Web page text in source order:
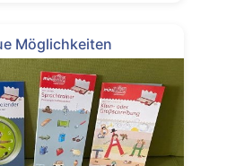
Möglichkeiten